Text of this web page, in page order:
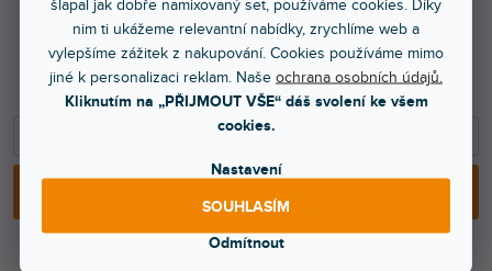
šlapal jak dobře namixovaný set, používáme cookies. Díky
nim ti ukážeme relevantní nabídky, zrychlíme web a
vylepšíme zážitek z nakupování. Cookies používáme mimo
jiné k personalizaci reklam. Naše ochrana osobních údajů.
Kliknutím na „PŘIJMOUT VŠE“ dáš svolení ke všem
cookies.
Nastavení
Odmítnout
SOUHLASÍM
3 899 Kč
3 199 Kč
2 644 Kč bez DPH